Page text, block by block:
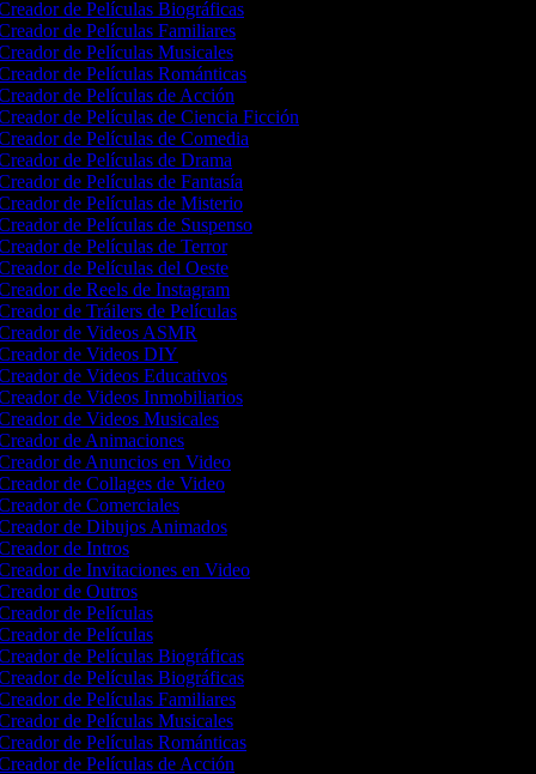
de Películas Biográficas
de Películas Familiares
de Películas Musicales
de Películas Románticas
de Películas de Acción
de Películas de Ciencia Ficción
de Películas de Comedia
de Películas de Drama
de Películas de Fantasía
de Películas de Misterio
de Películas de Suspenso
de Películas de Terror
de Películas del Oeste
de Reels de Instagram
de Tráilers de Películas
de Videos ASMR
de Videos DIY
de Videos Educativos
de Videos Inmobiliarios
de Videos Musicales
de Animaciones
de Anuncios en Video
de Collages de Video
de Comerciales
de Dibujos Animados
de Intros
de Invitaciones en Video
de Outros
de Películas
de Películas
de Películas Biográficas
de Películas Biográficas
de Películas Familiares
de Películas Musicales
de Películas Románticas
de Películas de Acción